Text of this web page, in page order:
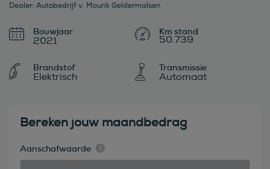
Dealer: Autobedrijf v. Mourik Geldermalsen
Bouwjaar
2021 50.739
Brandstof
Elektrisch
Transmissie
Automaat
Bereken jouw maandbedrag
Aanschafwaarde